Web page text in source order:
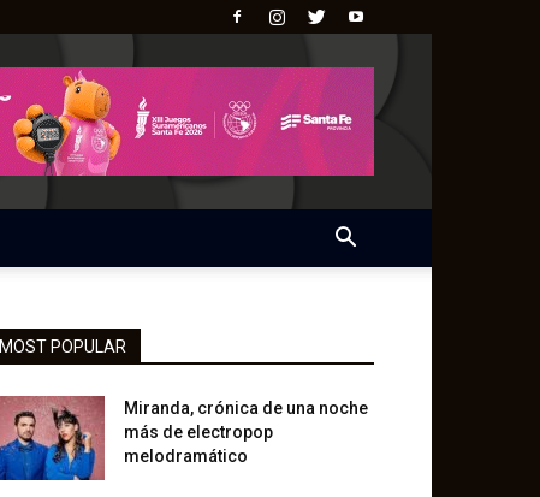
MOST POPULAR
Miranda, crónica de una noche
más de electropop
melodramático